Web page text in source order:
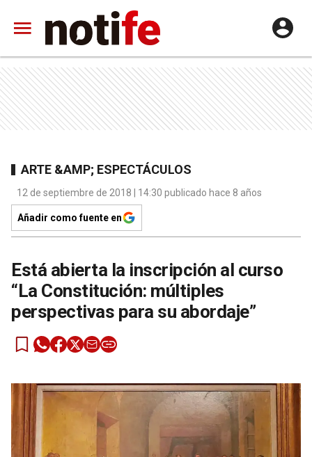
ARTE &AMP; ESPECTÁCULOS
12 de septiembre de 2018 | 14:30 publicado hace 8 años
Añadir como fuente en
Está abierta la inscripción al curso
“La Constitución: múltiples
perspectivas para su abordaje”